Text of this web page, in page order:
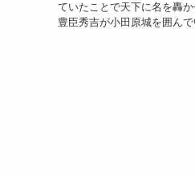
ていたことで天下に名を轟か
豊臣秀吉が小田原城を囲ん